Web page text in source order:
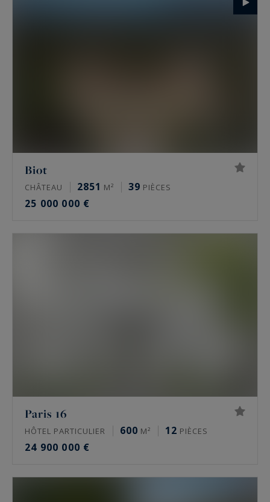
Biot
CHÂTEAU 2851 M² 39 PIÈCES
25 000 000 €
Paris 16
HÔTEL PARTICULIER 600 M² 12 PIÈCES
24 900 000 €